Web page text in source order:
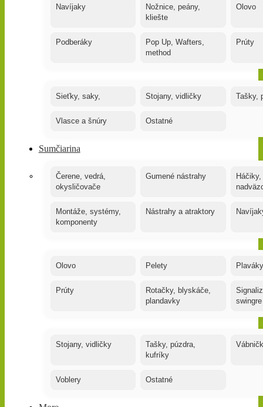
Navíjaky
Nožnice, peány,
kliešte
Olovo
Podberáky
Pop Up, Wafters,
method
Prúty
Sieťky, saky, Stojany, vidličky Tašky,
Vlasce a šnúry Ostatné
Sumčiarina
Čerene, vedrá,
okysličovače
Gumené nástrahy
Montáže, systémy,
komponenty
Nástrahy a atraktory
Olovo Pelety
Prúty
Rotačky, blyskáče,
plandavky
swingre
Stojany, vidličky
Tašky, púzdra,
kufríky
Voblery Ostatné